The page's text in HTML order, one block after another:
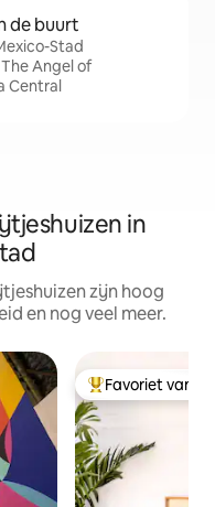
de buurt
Stad
Angel of
Central
in
zijn hoog
en nog veel meer.
Topfavoriet van
Favoriet van